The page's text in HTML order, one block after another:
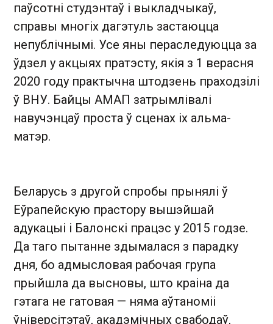
паўсотні студэнтаў і выкладчыкаў,
справы многіх дагэтуль застаюцца
непублічнымі. Усе яны пераследуюцца за
ўдзел у акцыях пратэсту, якія з 1 верасня
2020 году практычна штодзень праходзілі
ў ВНУ. Байцы АМАП затрымлівалі
навучэнцаў проста ў сценах іх альма-
матэр.
Беларусь з другой спробы прынялі ў
Еўрапейскую прастору вышэйшай
адукацыі і Балонскі працэс у 2015 годзе.
Да таго пытанне здымалася з парадку
дня, бо адмысловая рабочая група
прыйшла да высновы, што краіна да
гэтага не гатовая — няма аўтаноміі
ўніверсітэтаў, акадэмічных свабодаў,